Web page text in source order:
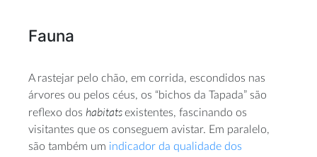
Fauna
A rastejar pelo chão, em corrida, escondidos nas
árvores ou pelos céus, os “bichos da Tapada” são
reflexo dos habitatsexistentes, fascinando os
visitantes que os conseguem avistar. Em paralelo,
são também um indicador da qualidade dos